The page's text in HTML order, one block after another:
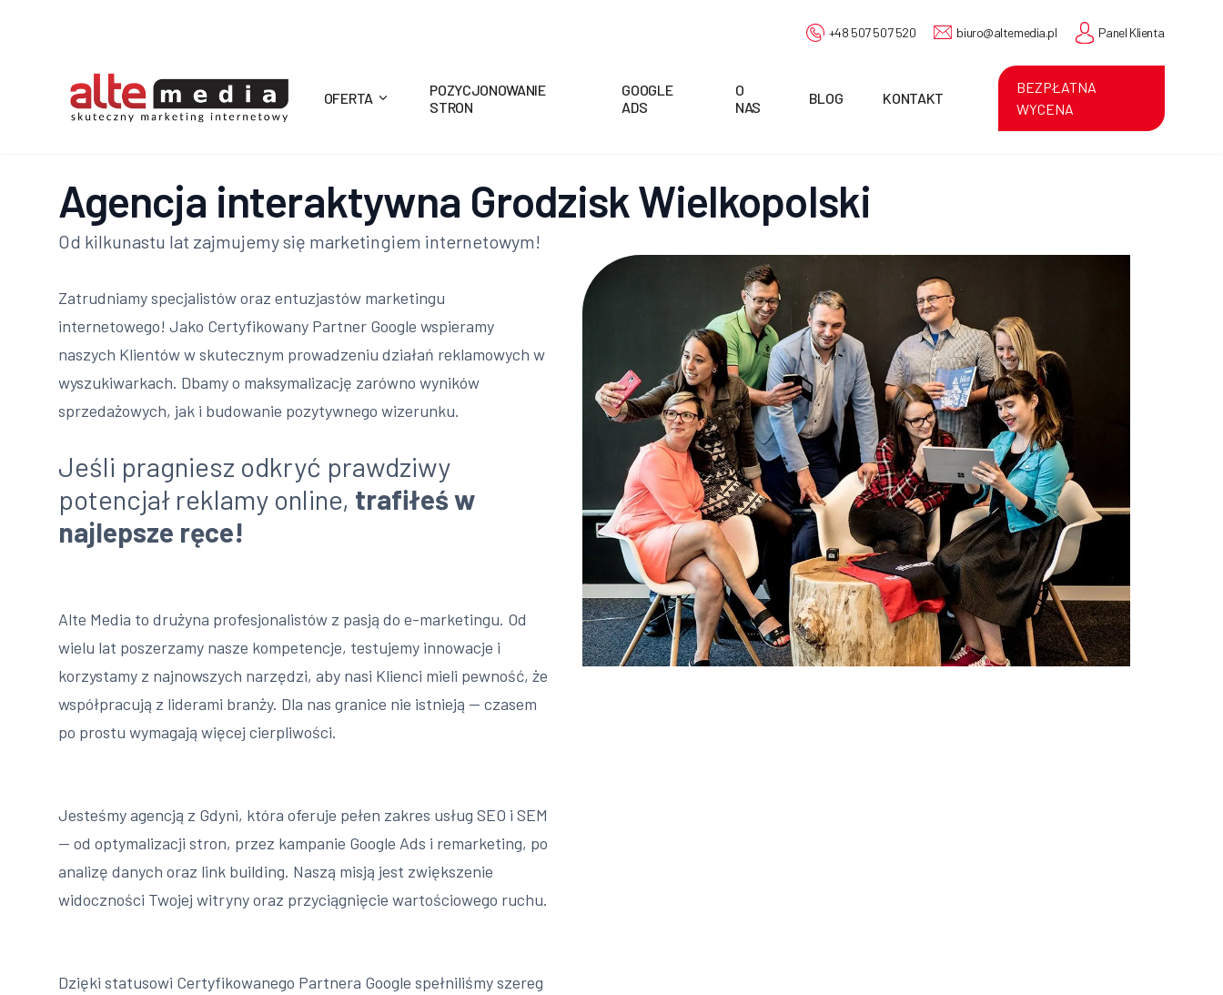
+48 507 507 520 biuro@altemedia.pl Panel Klienta
OFERTA
POZYCJONOWANIE
STRON
GOOGLE
ADS
O
NAS
BLOG KONTAKT
BEZPŁATNA
WYCENA
Agencja interaktywna Grodzisk Wielkopolski
Od kilkunastu lat zajmujemy się marketingiem internetowym!
Zatrudniamy specjalistów oraz entuzjastów marketingu
internetowego! Jako Certyfikowany Partner Google wspieramy
naszych Klientów w skutecznym prowadzeniu działań reklamowych w
wyszukiwarkach. Dbamy o maksymalizację zarówno wyników
sprzedażowych, jak i budowanie pozytywnego wizerunku.
Jeśli pragniesz odkryć prawdziwy
potencjał reklamy online, trafiłeś w
najlepsze ręce!
Alte Media to drużyna profesjonalistów z pasją do e-marketingu. Od
wielu lat poszerzamy nasze kompetencje, testujemy innowacje i
korzystamy z najnowszych narzędzi, aby nasi Klienci mieli pewność, że
współpracują z liderami branży. Dla nas granice nie istnieją — czasem
po prostu wymagają więcej cierpliwości.
Jesteśmy agencją z Gdyni, która oferuje pełen zakres usług SEO i SEM
— od optymalizacji stron, przez kampanie Google Ads i remarketing, po
analizę danych oraz link building. Naszą misją jest zwiększenie
widoczności Twojej witryny oraz przyciągnięcie wartościowego ruchu.
Dzięki statusowi Certyfikowanego Partnera Google spełniliśmy szereg